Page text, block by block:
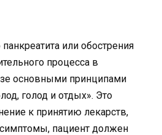
или обострения
процесса в
основными принципами
голод и отдых». Это
к принятию лекарств,
пациент должен